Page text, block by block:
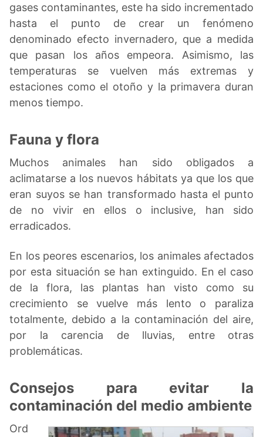
gases contaminantes, este ha sido incrementado
hasta el punto de crear un fenómeno
denominado efecto invernadero, que a medida
que pasan los años empeora. Asimismo, las
temperaturas se vuelven más extremas y
estaciones como el otoño y la primavera duran
menos tiempo.
Fauna y flora
Muchos animales han sido obligados a
aclimatarse a los nuevos hábitats ya que los que
eran suyos se han transformado hasta el punto
de no vivir en ellos o inclusive, han sido
erradicados.
En los peores escenarios, los animales afectados
por esta situación se han extinguido. En el caso
de la flora, las plantas han visto como su
crecimiento se vuelve más lento o paraliza
totalmente, debido a la contaminación del aire,
por la carencia de lluvias, entre otras
problemáticas.
Consejos para evitar la
contaminación del medio ambiente
Ord